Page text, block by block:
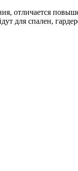
отличается
для спален,